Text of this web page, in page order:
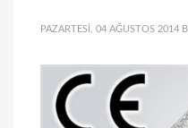
PAZARTESI, 04 AĞUSTOS 2014